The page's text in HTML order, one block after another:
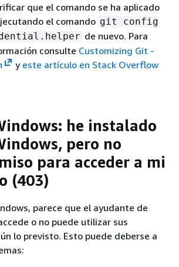
que el comando se ha aplicado
el comando git config
de nuevo. Para
consulte Customizing Git -
y este artículo en Stack Overflow
he instalado
pero no
para acceder a mi
(403)
parece que el ayudante de
o no puede utilizar sus
lo previsto. Esto puede deberse a